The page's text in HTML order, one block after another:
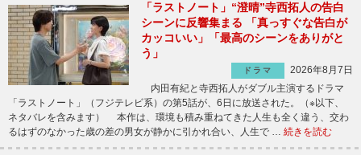
「ラストノート」“澄晴”寺西拓人の告白
シーンに反響集まる 「真っすぐな告白が
カッコいい」「最高のシーンをありがと
う」
ドラマ
2026年8月7日
内田有紀と寺西拓人がダブル主演するドラマ
「ラストノート」（フジテレビ系）の第5話が、6日に放送された。（※以下、
ネタバレを含みます） 本作は、環境も積み重ねてきた人生も全く違う、交わ
るはずのなかった歳の差の男女が静かに引かれ合い、人生で … 続きを読む